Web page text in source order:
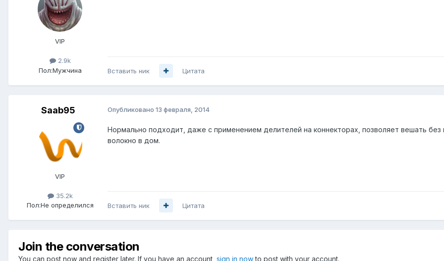
VIP
2.9k
Пол:Мужчина Вставить ник Цитата
Saab95
VIP
35.2k
Пол:Не определился
Опубликовано 13 февраля, 2014
Нормально подходит, даже с применением делителей на коннекторах, позволяет вешать
волокно в дом.
Вставить ник Цитата
Join the conversation
You can post now and register later. If you have an account, sign in nowto post with your account.